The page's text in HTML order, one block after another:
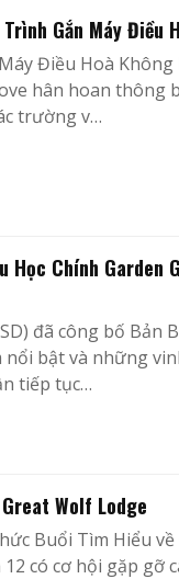
Gắn Máy Điều
Điều Hoà
hân hoan thông
trường v…
Học Chính Garden
đã công bố
bật và những
tiếp tục…
Wolf Lodge
Buổi Tìm Hiểu
có cơ hội gặp